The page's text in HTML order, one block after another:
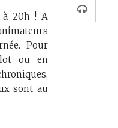
à 20h ! A
Pour
ou en
sont au